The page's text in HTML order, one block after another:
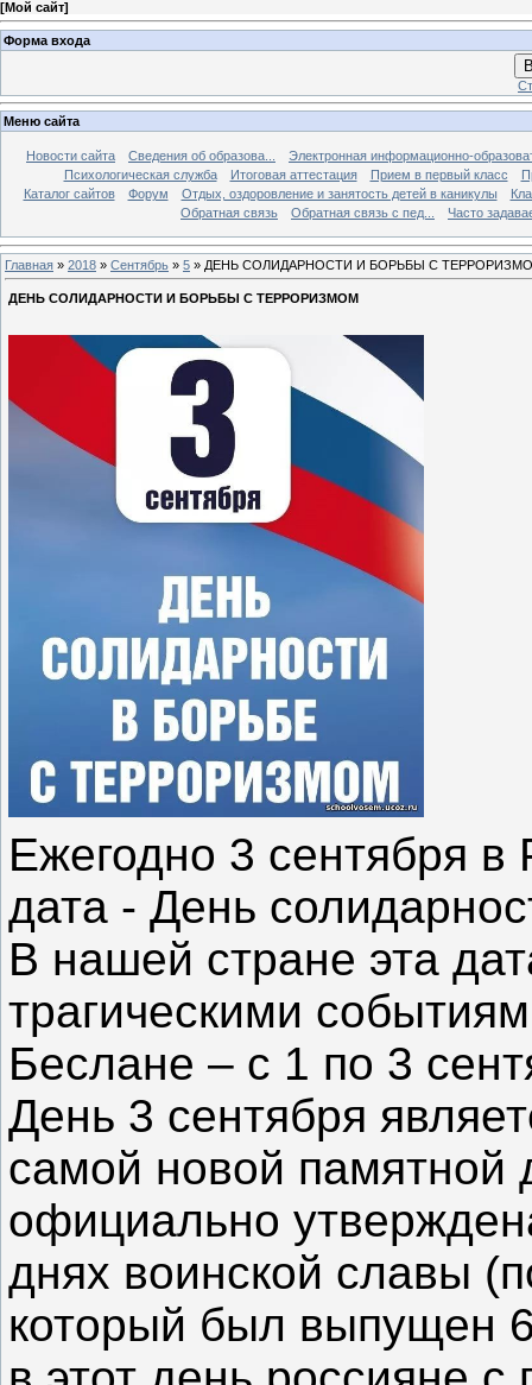
[Мой сайт]
Форма входа
Меню сайта
Новости сайта Сведения об образова...
Электронная информационно-
Психологическая служба
Итоговая аттестация Прием в первый класс
Каталог сайтов
Форум Отдых, оздоровление и занятость детей в каникулы
Обратная связь
Обратная связь с пед... Часто
Главная » 2018 » Сентябрь » 5 » ДЕНЬ СОЛИДАРНОСТИ И БОРЬБЫ С
ДЕНЬ СОЛИДАРНОСТИ И БОРЬБЫ С ТЕРРОРИЗМОМ
Ежегодно 3 сентября в
дата - День
В нашей стране эта
трагическими
Беслане – с 1 по 3
День 3 сентября
самой новой
официально
днях воинской славы
который был выпущен